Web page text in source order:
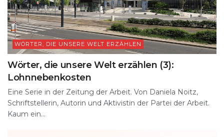
WÖRTER, DIE UNSERE WELT ERZÄHLEN
Wörter, die unsere Welt erzählen (3):
Lohnnebenkosten
Eine Serie in der Zeitung der Arbeit. Von Daniela Noitz,
Schriftstellerin, Autorin und Aktivistin der Partei der Arbeit.
Kaum ein...